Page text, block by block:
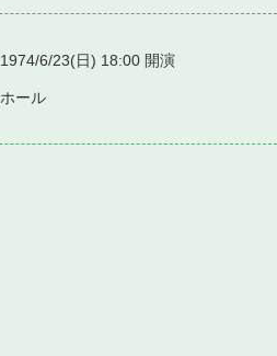
1974/6/23(日) 18:00 開演
ホール